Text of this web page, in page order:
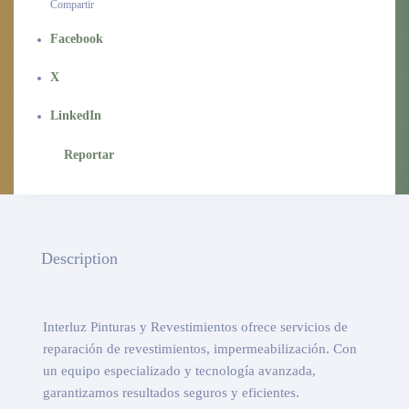
Compartir
Facebook
X
LinkedIn
Reportar
Description
Interluz Pinturas y Revestimientos ofrece servicios de
reparación de revestimientos, impermeabilización. Con
un equipo especializado y tecnología avanzada,
garantizamos resultados seguros y eficientes.